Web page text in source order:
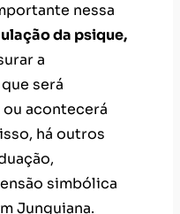
nessa
da psique,
a
será
acontecerá
há outros
simbólica
Junguiana.